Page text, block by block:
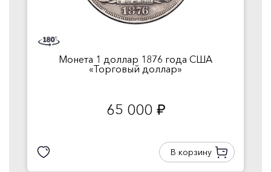
Монета 1 доллар 1876 года США
«Торговый доллар»
65 000 руб.
В корзину